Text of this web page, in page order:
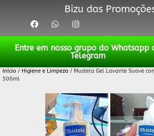
Bizu das
Entre em nosso grupo do Whatsapp
Telegram
Início / Higiene e Limpeza / Mustela Gel Lavante Suave
500ml